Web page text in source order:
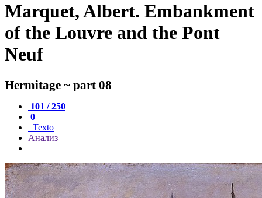
Marquet, Albert. Embankment
of the Louvre and the Pont
Neuf
Hermitage ~ part 08
101 / 250
0
Texto
Анализ